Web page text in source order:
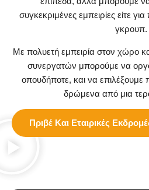
συγκεκριμένες εμπειρίες είτε
γκρουπ.
Με πολυετή εμπειρία στον χώρο
συνεργατών μπορούμε να
οπουδήποτε, και να επιλέξουμε
δρώμενα από μια
Πριβέ Και Εταιρικές